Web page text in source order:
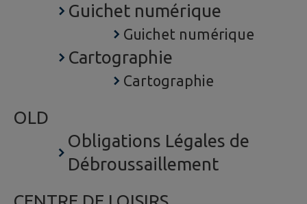
Guichet numérique
Guichet numérique
Cartographie
Cartographie
OLD
Obligations Légales de
Débroussaillement